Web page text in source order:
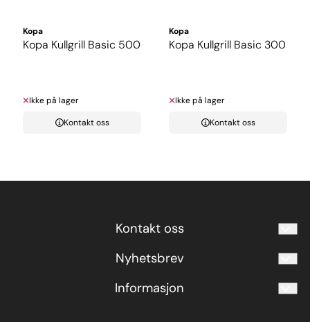
Kopa
Kopa Kullgrill Basic 500
Ikke på lager
Kontakt oss
Kopa
Kopa Kullgrill Basic 300
Ikke på lager
Kontakt oss
Kontakt oss
termo@termo.no
Nyhetsbrev
Informasjon